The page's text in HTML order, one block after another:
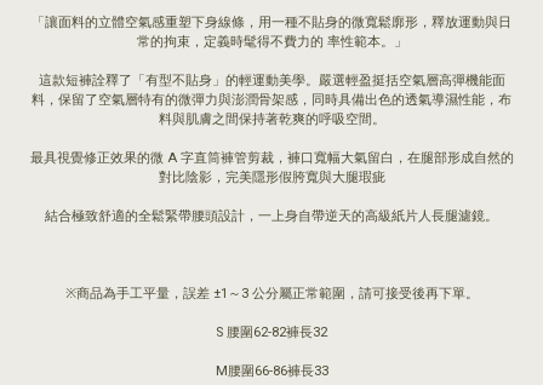
「讓面料的立體空氣感重塑下身線條，用一種不貼身的微寬鬆廓形，釋放運動與日
常的拘束，定義時髦得不費力的 率性範本。」
這款短褲詮釋了「有型不貼身」的輕運動美學。嚴選輕盈挺括空氣層高彈機能面
料，保留了空氣層特有的微彈力與澎潤骨架感，同時具備出色的透氣導濕性能，布
料與肌膚之間保持著乾爽的呼吸空間。
最具視覺修正效果的微 A 字直筒褲管剪裁，褲口寬幅大氣留白，在腿部形成自然的
對比陰影，完美隱形假胯寬與大腿瑕疵
結合極致舒適的全鬆緊帶腰頭設計，一上身自帶逆天的高級紙片人長腿濾鏡。
※商品為手工平量，誤差 ±1～3 公分屬正常範圍，請可接受後再下單。
S 腰圍62-82褲長32
M腰圍66-86褲長33